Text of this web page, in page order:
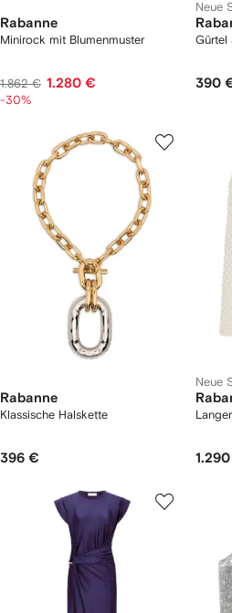
Rabanne
Minirock mit Blumenmuster
1.862 € 1.280 €
-30%
Neue
Gürtel
390
Rabanne
Klassische Halskette
396 €
Neue